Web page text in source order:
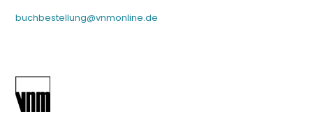
buchbestellung@vnmonline.de